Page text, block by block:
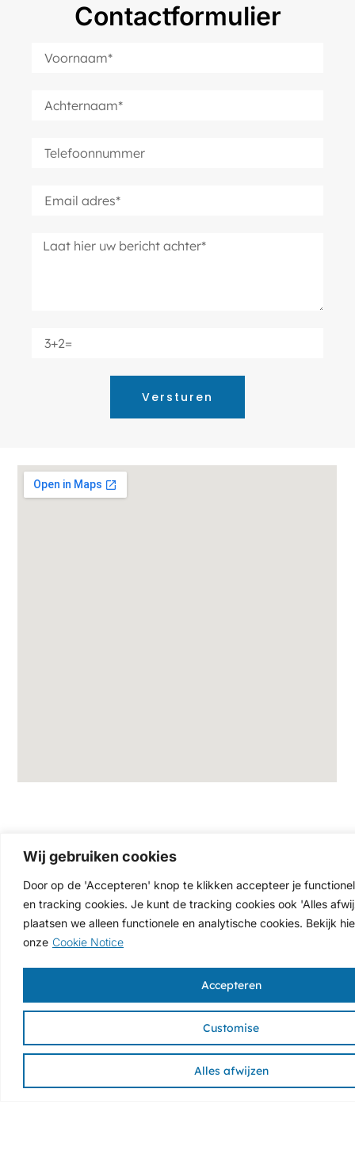
Wij gebruiken cookies
Door op de 'Accepteren' knop te klikken accepteer je
en tracking cookies. Je kunt de tracking cookies ook 'Alles
plaatsen we alleen functionele en analytische cookies. Bekijk
onze Cookie Notice
Customise
Alles afwijzen
Accepteren
Contactformulier
Versturen